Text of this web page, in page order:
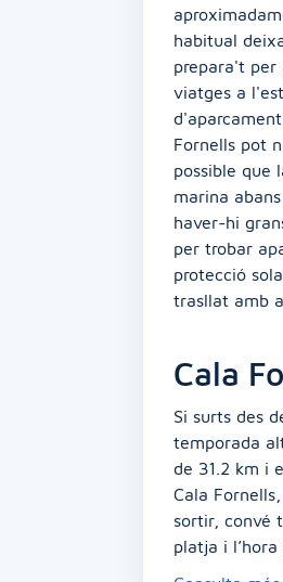
habitual
prepara't per
viatges a
Fornells pot
possible que
marina
haver-hi
per trobar
protecció
trasllat amb
Cala
Si surts des
temporada
de 31.2 km i
Cala
sortir, convé
platja i